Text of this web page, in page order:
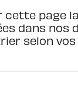
cette page
dans nos
selon vos